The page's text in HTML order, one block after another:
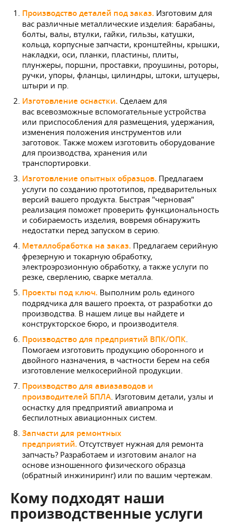
Производство деталей под заказ. Изготовим для
вас различные металлические изделия: барабаны,
болты, валы, втулки, гайки, гильзы, катушки,
кольца, корпусные запчасти, кронштейны, крышки,
накладки, оси, планки, пластины, плиты,
плунжеры, поршни, проставки, проушины, роторы,
ручки, упоры, фланцы, цилиндры, штоки, штуцеры,
штыри и пр.
Изготовление оснастки. Сделаем для
вас всевозможные вспомогательные устройства
или приспособления для размещения, удержания,
изменения положения инструментов или
заготовок. Также можем изготовить оборудование
для производства, хранения или
транспортировки.
Изготовление опытных образцов. Предлагаем
услуги по созданию прототипов, предварительных
версий вашего продукта. Быстрая "черновая"
реализация поможет проверить функциональность
и собираемость изделия, вовремя обнаружить
недостатки перед запуском в серию.
Металлобработка на заказ. Предлагаем серийную
фрезерную и токарную обработку,
электроэрозионную обработку, а также услуги по
резке, сверлению, сварке металла.
Проекты под ключ. Выполним роль единого
подрядчика для вашего проекта, от разработки до
производства. В нашем лице вы найдете и
конструкторское бюро, и производителя.
Производство для предприятий ВПК/ОПК
Помогаем изготовить продукцию оборонного и
двойного назначения, в частности берем на себя
изготовление мелкосерийной продукции.
Производство для авиазаводов и
производителей БПЛА . Изготовим детали, узлы и
оснастку для предприятий авиапрома и
беспилотных авиационных систем.
Запчасти для ремонтных
предприятий. Отсутствует нужная для ремонта
запчасть? Разработаем и изготовим аналог на
основе изношенного физического образца
(обратный инжиниринг) или по вашим чертежам.
Кому подходят наши
производственные услуги